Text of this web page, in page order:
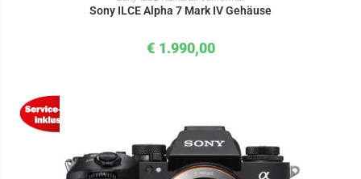
Sony ILCE Alpha 7 Mark IV Gehäuse
€ 1.990,00